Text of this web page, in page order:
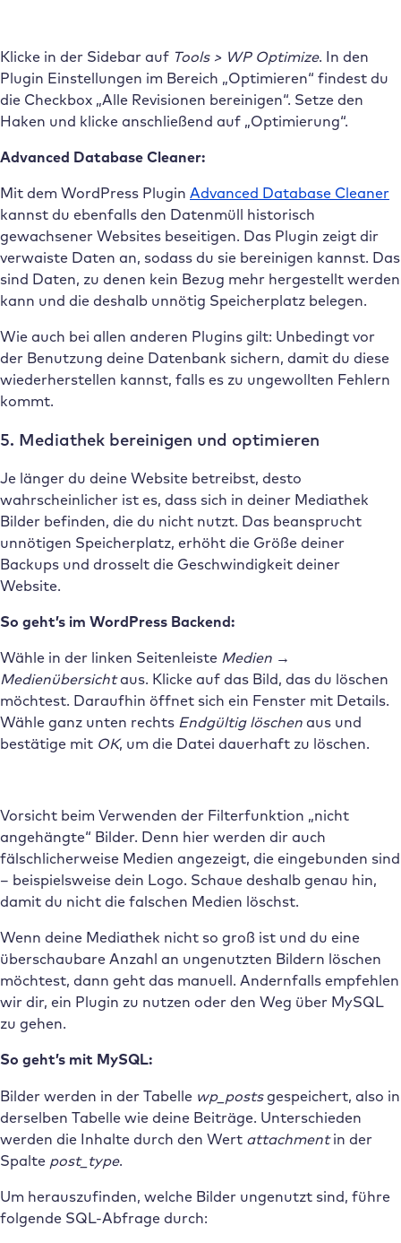
Klicke in der Sidebar auf Tools > WP Optimize. In den
Plugin Einstellungen im Bereich „Optimieren“ findest du
die Checkbox „Alle Revisionen bereinigen“. Setze den
Haken und klicke anschließend auf „Optimierung“.
Advanced Database Cleaner:
Mit dem WordPress Plugin Advanced Database Cleaner
kannst du ebenfalls den Datenmüll historisch
gewachsener Websites beseitigen. Das Plugin zeigt dir
verwaiste Daten an, sodass du sie bereinigen kannst. Das
sind Daten, zu denen kein Bezug mehr hergestellt werden
kann und die deshalb unnötig Speicherplatz belegen.
Wie auch bei allen anderen Plugins gilt: Unbedingt vor
der Benutzung deine Datenbank sichern, damit du diese
wiederherstellen kannst, falls es zu ungewollten Fehlern
kommt.
5. Mediathek bereinigen und optimieren
Je länger du deine Website betreibst, desto
wahrscheinlicher ist es, dass sich in deiner Mediathek
Bilder befinden, die du nicht nutzt. Das beansprucht
unnötigen Speicherplatz, erhöht die Größe deiner
Backups und drosselt die Geschwindigkeit deiner
Website.
So geht’s im WordPress Backend:
Wähle in der linken Seitenleiste Medien →
Medienübersichtaus. Klicke auf das Bild, das du löschen
möchtest. Daraufhin öffnet sich ein Fenster mit Details.
Wähle ganz unten rechts Endgültig löschen aus und
bestätige mit OK, um die Datei dauerhaft zu löschen.
Vorsicht beim Verwenden der Filterfunktion „nicht
angehängte“ Bilder. Denn hier werden dir auch
fälschlicherweise Medien angezeigt, die eingebunden sind
– beispielsweise dein Logo. Schaue deshalb genau hin,
damit du nicht die falschen Medien löschst.
Wenn deine Mediathek nicht so groß ist und du eine
überschaubare Anzahl an ungenutzten Bildern löschen
möchtest, dann geht das manuell. Andernfalls empfehlen
wir dir, ein Plugin zu nutzen oder den Weg über MySQL
zu gehen.
So geht’s mit MySQL:
Bilder werden in der Tabelle wp_postsgespeichert, also in
derselben Tabelle wie deine Beiträge. Unterschieden
werden die Inhalte durch den Wert attachmentin der
Spalte post_type.
Um herauszufinden, welche Bilder ungenutzt sind, führe
folgende SQL-Abfrage durch: